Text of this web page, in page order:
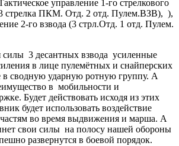
управление 1-го стрелкового
3 стрелка ПКМ. Отд. 2 отд. Пулем.ВЗВ), ),
2-го взвода (3 стрл.Отд. 1 отд. Пулем.
3 десантных взвода усиленные
в лице пулемётных и снайперских
сводную ударную ротную группу. А
в мобильности и
Будет действовать исходя из этих
будет использовать воздействие
во время выдвижения и марша. А
свои силы на полосу нашей обороны
развернутся в боевой порядок.